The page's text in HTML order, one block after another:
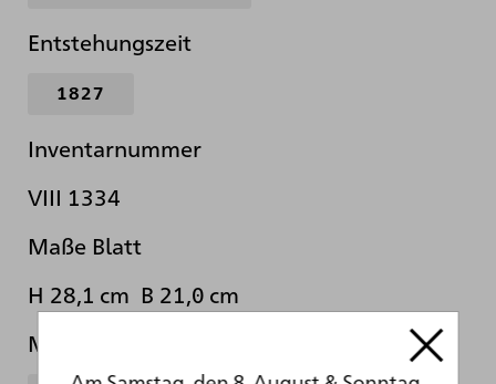
Entstehungszeit
1827
Inventarnummer
VIII 1334
Maße Blatt
H 28,1 cm B 21,0 cm
Material